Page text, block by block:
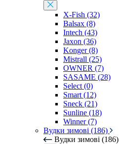
X-Fish (32)
Balsax (8)
Intech (43)
Jaxon (36)
Konger (8)
Mistrall (25)
OWNER (7)
SASAME (28)
Select (0)
Smart (12)
Sneck (21)
Sunline (18)
Winner (7)
Вудки зимові (186)
Вудки зимові (186)